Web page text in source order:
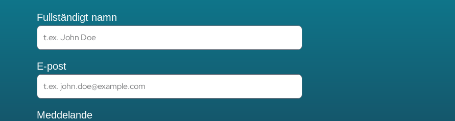
Fullständigt namn
E-post
Meddelande